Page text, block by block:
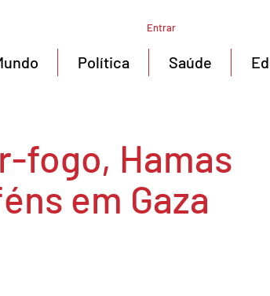
Entrar
Política Saúde
fogo, Hamas
em Gaza